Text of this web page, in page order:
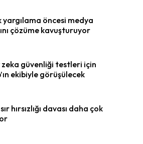
yargılama öncesi medya
çözüme kavuşturuyor
zeka güvenliği testleri için
ekibiyle görüşülecek
hırsızlığı davası daha çok